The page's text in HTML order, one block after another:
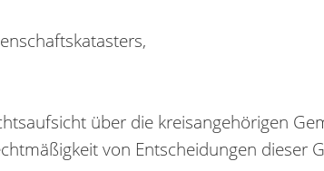
über die kreisangehörigen
von Entscheidungen dieser